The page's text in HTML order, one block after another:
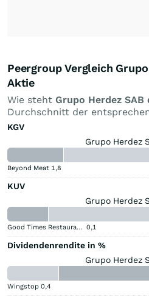
Peergroup Vergleich
Aktie
Wie steht Grupo Herdez SAB
Durchschnitt der
KGV
Grupo Herdez
Beyond Meat 1,8
KUV
Grupo Herdez
Good Times Restaurants 0,1
Dividendenrendite in %
Grupo Herdez
Wingstop 0,4